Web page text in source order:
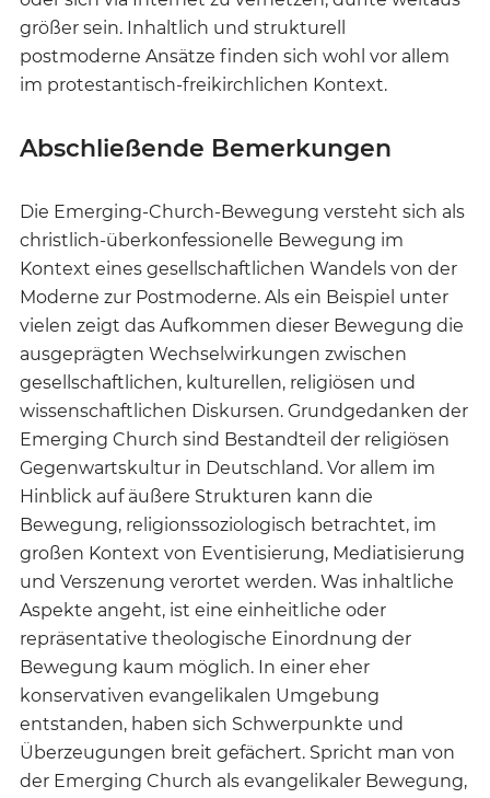
größer sein. Inhaltlich und strukturell
postmoderne Ansätze finden sich wohl vor allem
im protestantisch-freikirchlichen Kontext.
Abschließende Bemerkungen
Die Emerging-Church-Bewegung versteht sich als
christlich-überkonfessionelle Bewegung im
Kontext eines gesellschaftlichen Wandels von der
Moderne zur Postmoderne. Als ein Beispiel unter
vielen zeigt das Aufkommen dieser Bewegung die
ausgeprägten Wechselwirkungen zwischen
gesellschaftlichen, kulturellen, religiösen und
wissenschaftlichen Diskursen. Grundgedanken der
Emerging Church sind Bestandteil der religiösen
Gegenwartskultur in Deutschland. Vor allem im
Hinblick auf äußere Strukturen kann die
Bewegung, religionssoziologisch betrachtet, im
großen Kontext von Eventisierung, Mediatisierung
und Verszenung verortet werden. Was inhaltliche
Aspekte angeht, ist eine einheitliche oder
repräsentative theologische Einordnung der
Bewegung kaum möglich. In einer eher
konservativen evangelikalen Umgebung
entstanden, haben sich Schwerpunkte und
Überzeugungen breit gefächert. Spricht man von
der Emerging Church als evangelikaler Bewegung,